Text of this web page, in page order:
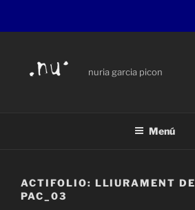
contenido
nuria garcia picon
Menú
ACTIFOLIO: LLIURAMENT
PAC_03